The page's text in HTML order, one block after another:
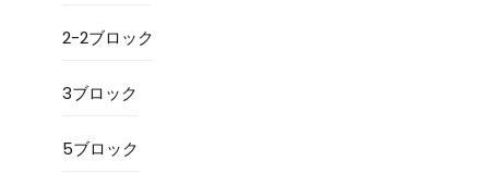
2-2ブロック
3ブロック
5ブロック